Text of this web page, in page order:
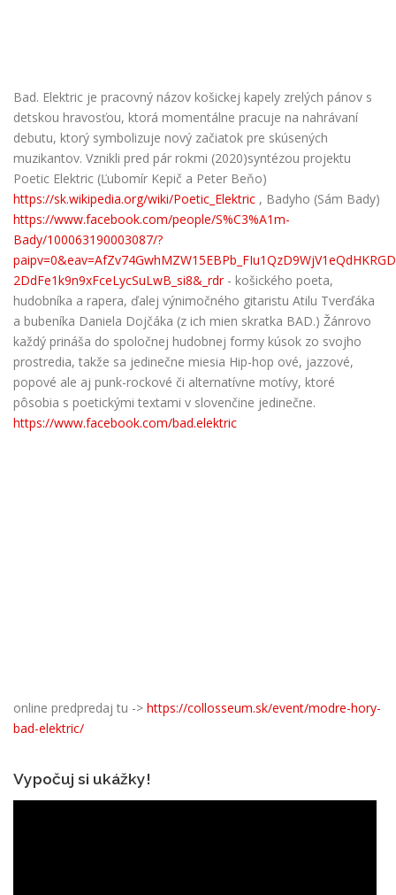
Bad. Elektric je pracovný názov košickej kapely zrelých pánov s
detskou hravosťou, ktorá momentálne pracuje na nahrávaní
debutu, ktorý symbolizuje nový začiatok pre skúsených
muzikantov. Vznikli pred pár rokmi (2020)syntézou projektu
Poetic Elektric (Ľubomír Kepič a Peter Beňo)
https://sk.wikipedia.org/wiki/Poetic_Elektric , Badyho (Sám Bady)
https://www.facebook.com/people/S%C3%A1m-
Bady/100063190003087/?
2DdFe1k9n9xFceLycSuLwB_si8&_rdr- košického poeta,
hudobníka a rapera, ďalej výnimočného gitaristu Atilu Tverďáka
a bubeníka Daniela Dojčáka (z ich mien skratka BAD.) Žánrovo
každý prináša do spoločnej hudobnej formy kúsok zo svojho
prostredia, takže sa jedinečne miesia Hip-hop ové, jazzové,
popové ale aj punk-rockové či alternatívne motívy, ktoré
pôsobia s poetickými textami v slovenčine jedinečne.
https://www.facebook.com/bad.elektric
online predpredaj tu -> https://collosseum.sk/event/modre-hory-
bad-elektric/
Vypočuj si ukážky!